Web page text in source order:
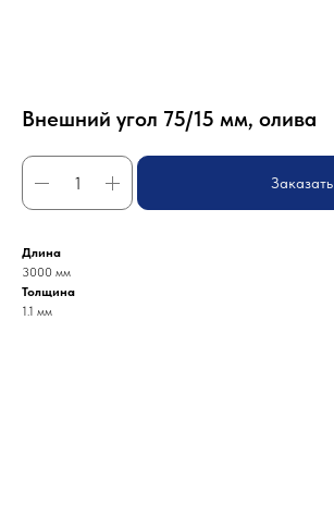
Внешний угол 75/15 мм, олива
Заказать
Длина
3000 мм
Толщина
1.1 мм